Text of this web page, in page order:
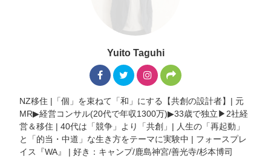
Yuito Taguhi
NZ移住 |「個」を束ねて「和」にする【共創の設計者】| 元
MR▶︎経営コンサル(20代で年収1300万)▶︎33歳で独立▶︎2社経
営＆移住 | 40代は「競争」より「共創」| 人生の「再起動」
と「的当・中道」な生き方をテーマに実験中 | フォースプレ
イス『WA』 | 好き：キャンプ/鹿島神宮/善光寺/杉本博司